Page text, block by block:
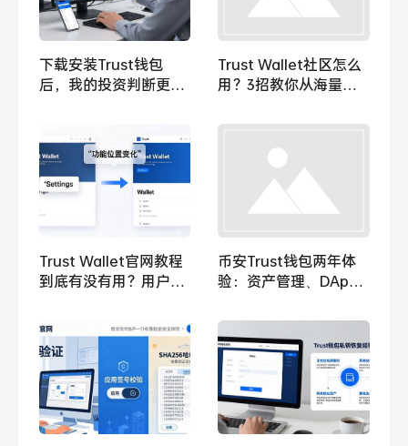
下载安装Trust钱包
后，我的投资判断更准
Trust Wallet社区怎么
用？3招教你从海量信
Trust Wallet官网教程
到底有没有用？用户反
币安Trust钱包两年体
验：资产管理、DApp
样？